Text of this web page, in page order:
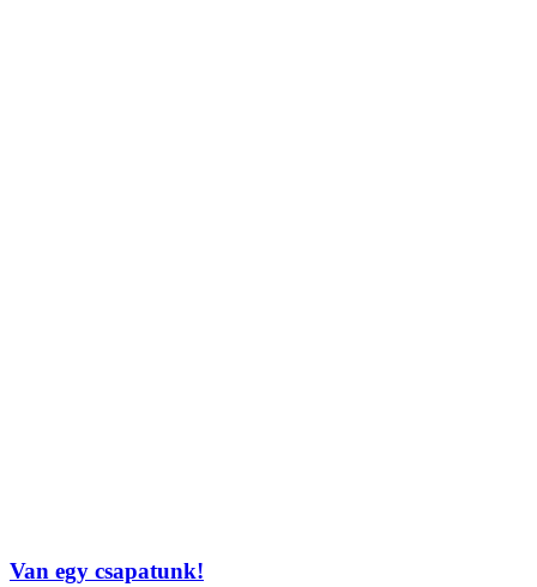
Van egy csapatunk!